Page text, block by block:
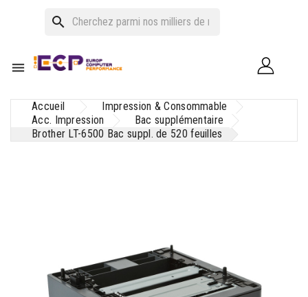
search

Accueil
Impression & Consommable
Acc. Impression
Bac supplémentaire
Brother LT-6500 Bac suppl. de 520 feuilles